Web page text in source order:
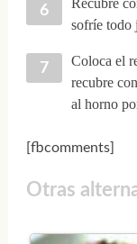
Recubre
sofríe todo
Coloca el
recubre
al horno
[fbcomments]
Otras